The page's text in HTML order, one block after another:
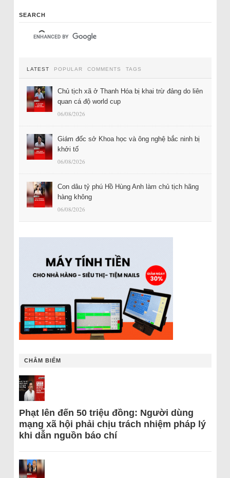
SEARCH
LATEST POPULAR COMMENTS TAGS
Chủ tịch xã ở Thanh Hóa bị khai trừ đảng do liên
quan cá độ world cup
06/08/2026
Giám đốc sở Khoa học và ông nghệ bắc ninh bị
khởi tố
06/08/2026
Con dâu tỷ phú Hồ Hùng Anh làm chủ tịch hãng
hàng không
06/08/2026
CHÂM BIẾM
Phạt lên đến 50 triệu đồng: Người dùng
mạng xã hội phải chịu trách nhiệm pháp lý
khi dẫn nguồn báo chí